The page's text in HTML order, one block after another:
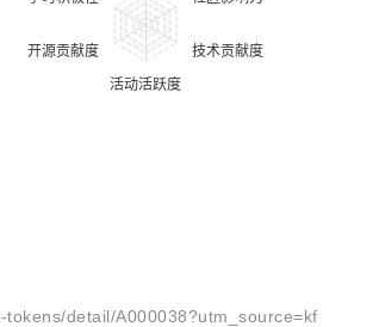
tokens/detail/A000038?utm_source=kf